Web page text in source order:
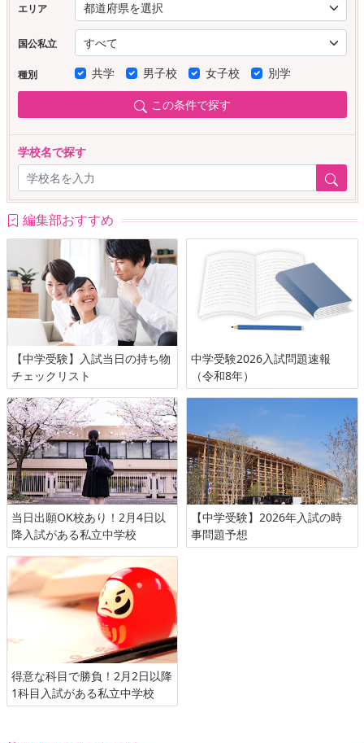
エリア
国公私立
種別 共学 男子校 女子校 別学
この条件で探す
学校名で探す
編集部おすすめ
【中学受験】入試当日の持ち物
チェックリスト
中学受験2026入試問題速報
（令和8年）
当日出願OK校あり！2月4日以
降入試がある私立中学校
【中学受験】2026年入試の時
事問題予想
得意な科目で勝負！2月2日以降
1科目入試がある私立中学校